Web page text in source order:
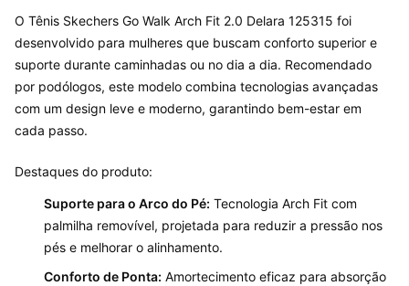
O Tênis Skechers Go Walk Arch Fit 2.0 Delara 125315 foi
desenvolvido para mulheres que buscam conforto superior e
suporte durante caminhadas ou no dia a dia. Recomendado
por podólogos, este modelo combina tecnologias avançadas
com um design leve e moderno, garantindo bem-estar em
cada passo.
Destaques do produto:
Suporte para o Arco do Pé: Tecnologia Arch Fit com
palmilha removível, projetada para reduzir a pressão nos
pés e melhorar o alinhamento.
Conforto de Ponta: Amortecimento eficaz para absorção